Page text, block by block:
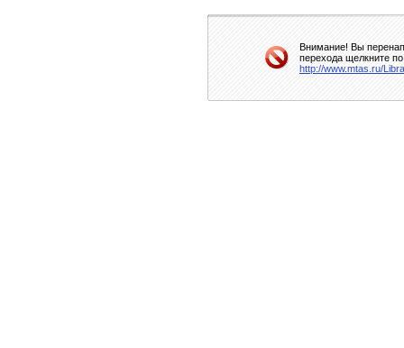
Внимание! Вы
перехода щелкните
http://www.mtas.ru/